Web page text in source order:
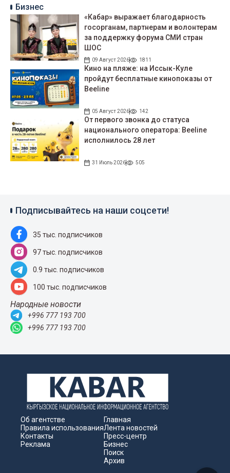
Бизнес
«Кабар» выражает благодарность
госорганам, партнерам и волонтерам
за поддержку форума СМИ стран
ШОС
09 Август 2026 1811
Кино на пляже: на Иссык-Куле
пройдут беcплатные кинопоказы от
Beeline
05 Август 2026 142
От первого звонка до статуса
национального оператора: Beeline
исполнилось 28 лет
31 Июль 2026 505
Подписывайтесь на наши соцсети!
35 тыс. подписчиков
97 тыс. подписчиков
0.9 тыс. подписчиков
100 тыс. подписчиков
Народные новости
+996 777 193 700
+996 777 193 700
Об агентстве
Правила использования
Контакты
Реклама
Главная
Лента новостей
Пресс-центр
Бизнес
Поиск
Архив